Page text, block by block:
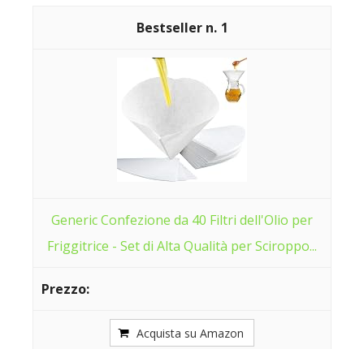
1
Generic Confezione da 40 Filtri dell'Olio per
Friggitrice - Set di Alta Qualità per Sciroppo...
Acquista su Amazon